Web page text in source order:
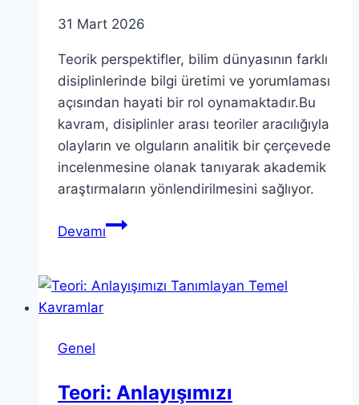
31 Mart 2026
Teorik perspektifler, bilim dünyasının farklı
disiplinlerinde bilgi üretimi ve yorumlaması
açısından hayati bir rol oynamaktadır.Bu
kavram, disiplinler arası teoriler aracılığıyla
olayların ve olguların analitik bir çerçevede
incelenmesine olanak tanıyarak akademik
araştırmaların yönlendirilmesini sağlıyor.
DevamıTeorik
Disiplinlerde
Genel
Teori: Anlayışımızı